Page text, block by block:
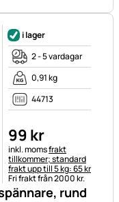
rund
i lager
2 - 5 vardagar
0,91 kg
44713
99 kr
Skatteinformation:
inkl. momsfrakt
tillkommer; standard
frakt upp till 5 kg: 65 kr
Fri frakt från 2000 kr.